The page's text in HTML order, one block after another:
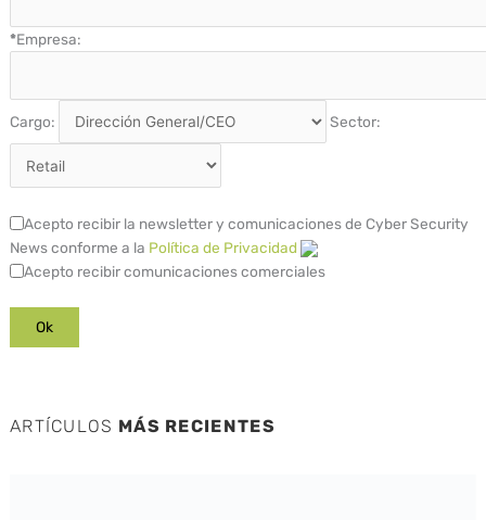
*Empresa:
Cargo: Sector:
Acepto recibir la newsletter y comunicaciones de Cyber Security
News conforme a la Política de Privacidad
Acepto recibir comunicaciones comerciales
ARTÍCULOS MÁS RECIENTES